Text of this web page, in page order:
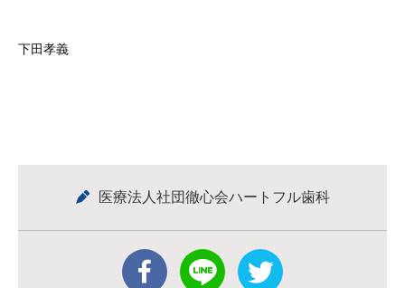
下田孝義
医療法人社団徹心会ハートフル歯科